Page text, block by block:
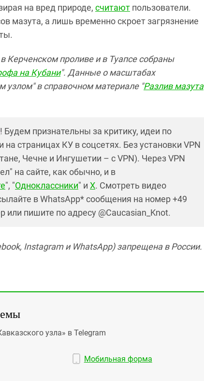
на вред природе, считают пользователи.
мазута, а лишь временно скроет загрязнение
Керченском проливе и в Туапсе собраны
на Кубани". Данные о масштабах
узлом" в справочном материале "Разлив мазута
! Будем признательны за критику, идеи по
страницах КУ в соцсетях. Без установки VPN
Чечне и Ингушетии – с VPN). Через VPN
на сайте, как обычно, и в
", "Одноклассники" и X. Смотреть видео
в WhatsApp* сообщения на номер +49
или пишите по адресу @Caucasian_Knot.
Instagram и WhatsApp) запрещена в России.
узла» в Telegram
Мобильная форма